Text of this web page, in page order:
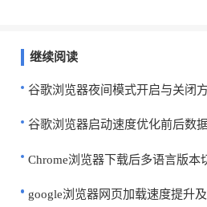
继续阅读
谷歌浏览器夜间模式开启与关闭
谷歌浏览器启动速度优化前后数
Chrome浏览器下载后多语言版本
google浏览器网页加载速度提升